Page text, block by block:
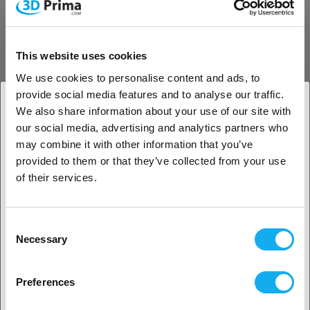
This website uses cookies
We use cookies to personalise content and ads, to
provide social media features and to analyse our traffic.
We also share information about your use of our site with
our social media, advertising and analytics partners who
may combine it with other information that you’ve
provided to them or that they’ve collected from your use
of their services.
Selection
Necessary
Preferences
-20%
Grå 1.75 mm
fler alternativ tillgängliga
249,00 SEK 199,20SEK
(Jämförpris: 199,20 SEK/kilogram)
Beställd - Obekräftat
leveransdatum
-20%
1. Är du en företagskund eller en privatkund?
Företagskund
Privat kund